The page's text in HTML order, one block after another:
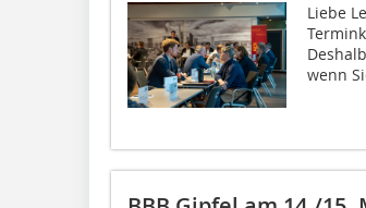
Liebe
wenn